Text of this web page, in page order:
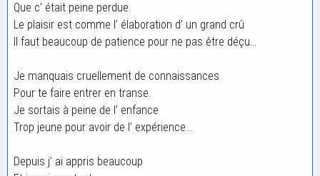
Que c’ était peine perdue.
Le plaisir est comme l’ élaboration d’ un grand crû
Il faut beaucoup de patience pour ne pas être déçu…
Je manquais cruellement de connaissances
Pour te faire entrer en transe.
Je sortais à peine de l’ enfance
Trop jeune pour avoir de l’ expérience…
Depuis j’ ai appris beaucoup